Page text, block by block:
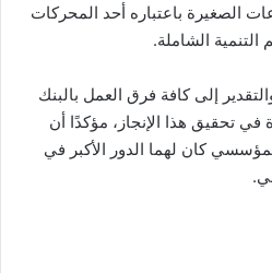
الصغيرة باعتباره أحد المحركات
التنمية الشاملة.
إلى كافة فرق العمل بالبنك
تحقيق هذا الإنجاز، مؤكدًا أن
كان لهما الدور الأكبر في